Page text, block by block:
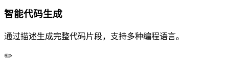
智能代码生成
通过描述生成完整代码片段，支持多种编程语言。
✏️